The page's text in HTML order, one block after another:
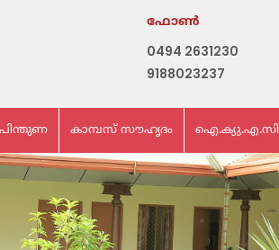
ഫോണ്‍
0494 2631230
9188023237
പിന്തുണ കാമ്പസ് സൗഹൃദം ഐ.ക്യു.എ.സി